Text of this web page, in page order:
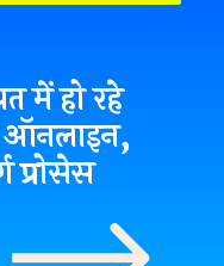
में हो रहे
ऑनलाइन,
प्रोसेस